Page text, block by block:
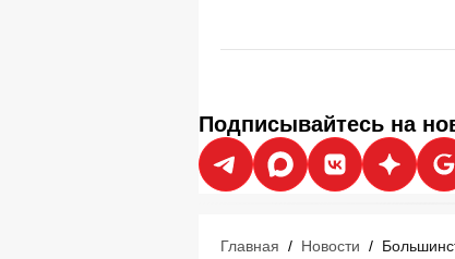
Подписывайтесь на
Главная / Новости /